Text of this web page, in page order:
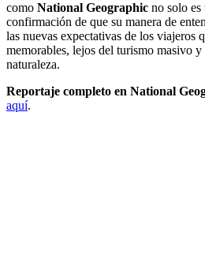
como National Geographic no solo
confirmación de que su manera de
las nuevas expectativas de los viajeros
memorables, lejos del turismo masivo
naturaleza.
Reportaje completo en National
aquí.